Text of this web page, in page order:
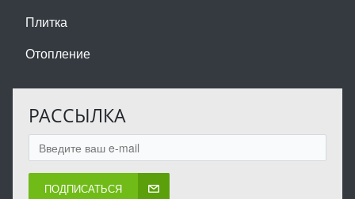
Плитка
Отопление
РАССЫЛКА
ПОДПИСАТЬСЯ